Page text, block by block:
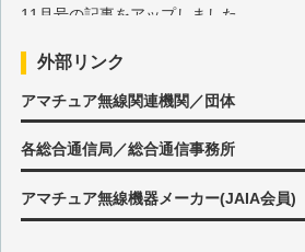
11月号の記事をアップしました
2022.10.17
10月号後半の記事をアップしました
2022.10.3
10月号の記事をアップしました
外部リンク
アマチュア無線関連機関／団体
各総合通信局／総合通信事務所
アマチュア無線機器メーカー(JAIA会員)